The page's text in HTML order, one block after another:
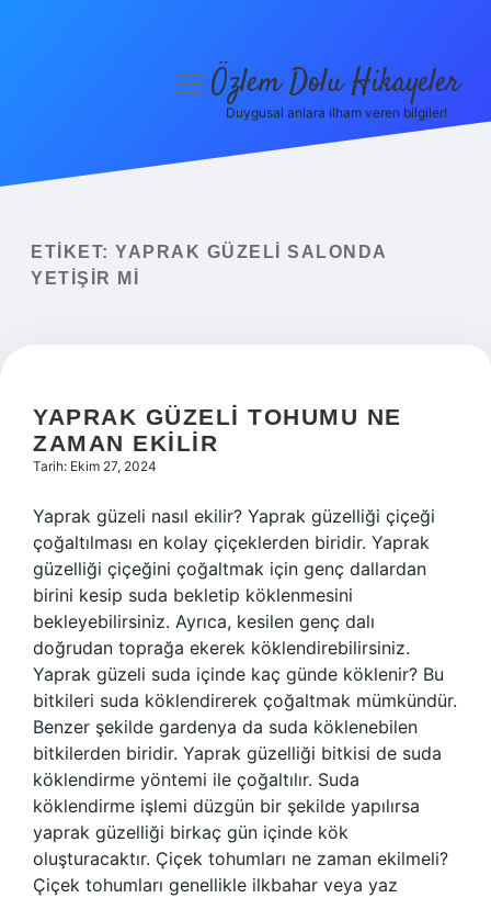
Yasal Uyarı
menüyüÖzlem Dolu Hikayeler
Duygusal anlara ilham veren bilgiler!
ETIKET: YAPRAK GÜZELI SALONDA
YETIŞIR MI
YAPRAK GÜZELI TOHUMU NE
ZAMAN EKILIR
Tarih: Ekim 27, 2024
Yaprak güzeli nasıl ekilir? Yaprak güzelliği çiçeği
çoğaltılması en kolay çiçeklerden biridir. Yaprak
güzelliği çiçeğini çoğaltmak için genç dallardan
birini kesip suda bekletip köklenmesini
bekleyebilirsiniz. Ayrıca, kesilen genç dalı
doğrudan toprağa ekerek köklendirebilirsiniz.
Yaprak güzeli suda içinde kaç günde köklenir? Bu
bitkileri suda köklendirerek çoğaltmak mümkündür.
Benzer şekilde gardenya da suda köklenebilen
bitkilerden biridir. Yaprak güzelliği bitkisi de suda
köklendirme yöntemi ile çoğaltılır. Suda
köklendirme işlemi düzgün bir şekilde yapılırsa
yaprak güzelliği birkaç gün içinde kök
oluşturacaktır. Çiçek tohumları ne zaman ekilmeli?
Çiçek tohumları genellikle ilkbahar veya yaz